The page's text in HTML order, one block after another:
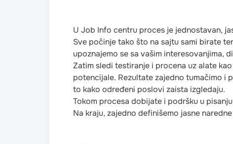
U Job Info centru proces je jednostavan,
Sve počinje tako što na sajtu sami birate
upoznajemo se sa vašim interesovanjima,
Zatim sledi testiranje i procena uz alate
potencijale. Rezultate zajedno tumačimo i
to kako određeni poslovi zaista izgledaju.
Tokom procesa dobijate i podršku u
Na kraju, zajedno definišemo jasne